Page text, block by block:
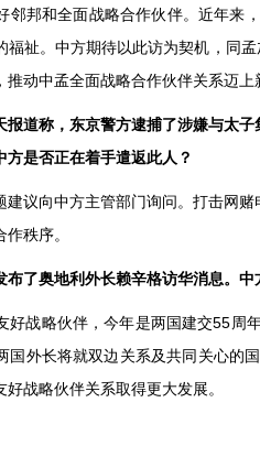
邻邦和全面战略合作伙伴。近年来
祉。中方期待以此访为契机，同
动中孟全面战略合作伙伴关系迈上
报道称，东京警方逮捕了涉嫌与太
是否正在着手遣返此人？
建议向中方主管部门询问。打击网
秩序。
布了奥地利外长赖辛格访华消息。
好战略伙伴，今年是两国建交55周
国外长将就双边关系及共同关心的
战略伙伴关系取得更大发展。